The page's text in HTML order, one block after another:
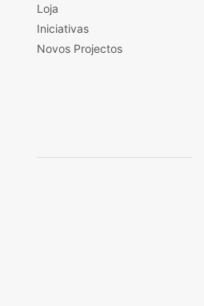
Loja
Iniciativas
Novos Projectos